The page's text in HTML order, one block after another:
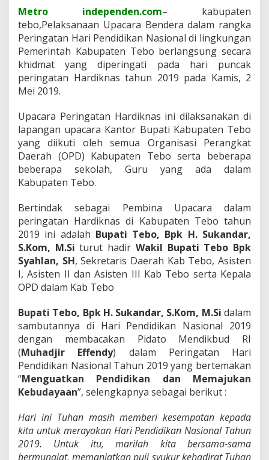
T
a
h
u
n
2
0
d
i
K
a
b
n
T
e
o
S
s
e
s
.
Metro independen.com– kabupaten
tebo,Pelaksanaan Upacara Bendera dalam rangka
Peringatan Hari Pendidikan Nasional di lingkungan
Pemerintah Kabupaten Tebo berlangsung secara
khidmat yang diperingati pada hari puncak
peringatan Hardiknas tahun 2019 pada Kamis, 2
Mei 2019.
Upacara Peringatan Hardiknas ini dilaksanakan di
lapangan upacara Kantor Bupati Kabupaten Tebo
yang diikuti oleh semua Organisasi Perangkat
Daerah (OPD) Kabupaten Tebo serta beberapa
beberapa sekolah, Guru yang ada dalam
Kabupaten Tebo.
Bertindak sebagai Pembina Upacara dalam
peringatan Hardiknas di Kabupaten Tebo tahun
2019 ini adalah Bupati Tebo, Bpk H. Sukandar,
S.Kom, M.Si turut hadir Wakil Bupati Tebo Bpk
Syahlan, SH, Sekretaris Daerah Kab Tebo, Asisten
I, Asisten II dan Asisten III Kab Tebo serta Kepala
OPD dalam Kab Tebo
Bupati Tebo, Bpk H. Sukandar, S.Kom, M.Si dalam
sambutannya di Hari Pendidikan Nasional 2019
dengan membacakan Pidato Mendikbud RI
(Muhadjir Effendy) dalam Peringatan Hari
Pendidikan Nasional Tahun 2019 yang bertemakan
“Menguatkan Pendidikan dan Memajukan
Kebudayaan”, selengkapnya sebagai berikut :
Hari ini Tuhan masih memberi kesempatan kepada
kita untuk merayakan Hari Pendidikan Nasional Tahun
2019. Untuk itu, marilah kita bersama-sama
bermunajat, memanjatkan puji syukur kehadirat Tuhan